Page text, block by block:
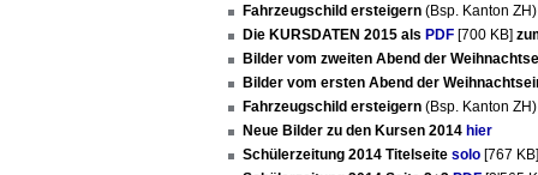
Fahrzeugschild ersteigern (Bsp. Kanton
Die KURSDATEN 2015 als PDF [700 KB]
Bilder vom zweiten Abend der
Bilder vom ersten Abend der
Fahrzeugschild ersteigern (Bsp. Kanton
Neue Bilder zu den Kursen 2014 hier
Schülerzeitung 2014 Titelseite solo [767